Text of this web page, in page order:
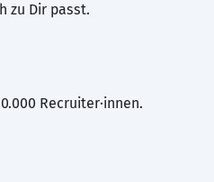
zu Dir passt.
Recruiter·innen.